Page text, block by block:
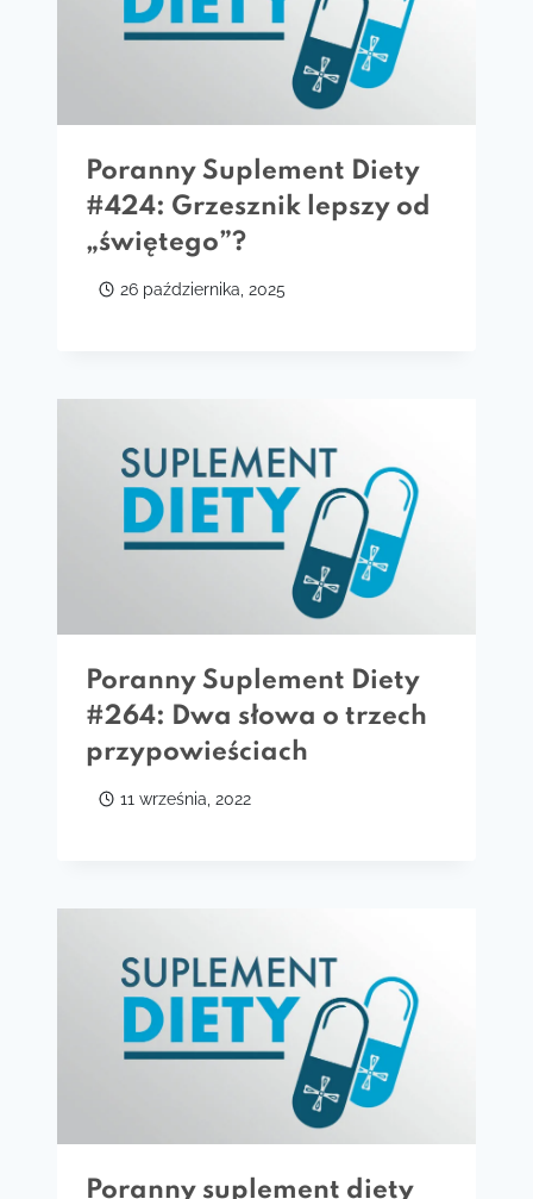
Poranny Suplement Diety
#424: Grzesznik lepszy od
„świętego”?
26 października, 2025
Poranny Suplement Diety
#264: Dwa słowa o trzech
przypowieściach
11 września, 2022
Poranny suplement diety